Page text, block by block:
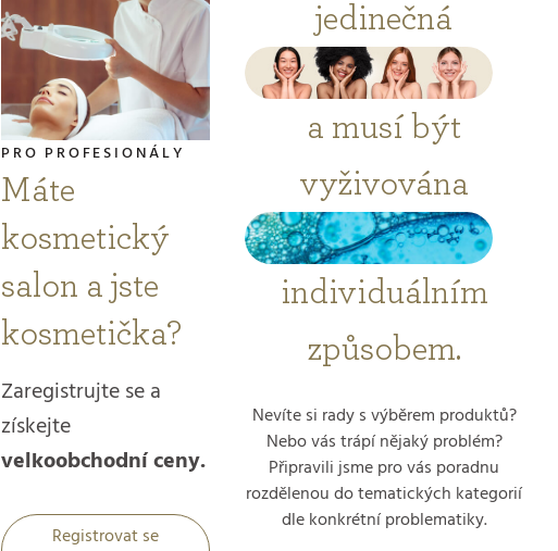
PRO PROFESIONÁLY
Máte
kosmetický
salon a jste
kosmetička?
Zaregistrujte se a
získejte
velkoobchodní ceny.
Registrovat se
jedinečná
a musí být
vyživována
individuálním
způsobem.
Nevíte si rady s výběrem produktů?
Nebo vás trápí nějaký problém?
Připravili jsme pro vás poradnu
rozdělenou do tematických kategorií
dle konkrétní problematiky.